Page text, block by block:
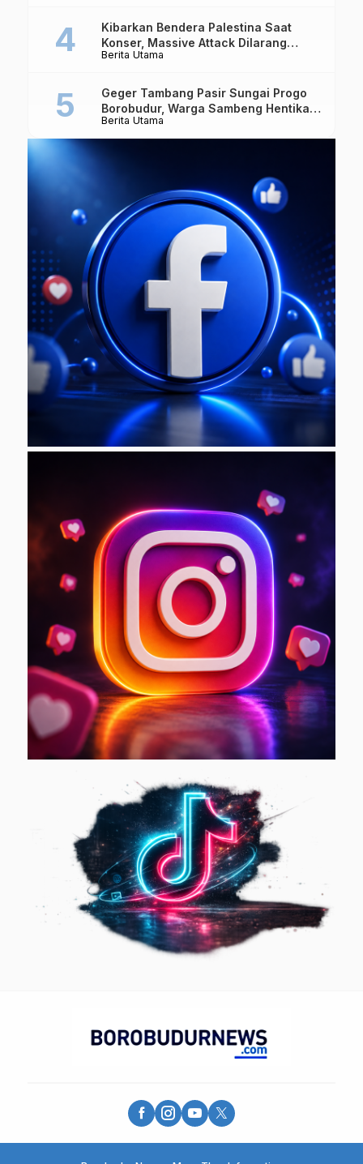
Berita Utama
Kibarkan Bendera Palestina Saat
Konser, Massive Attack Dilarang
Masuk Singapura Lagi
Berita Utama
Geger Tambang Pasir Sungai Progo
Borobudur, Warga Sambeng Hentikan
Alat Berat dan Usir Truk